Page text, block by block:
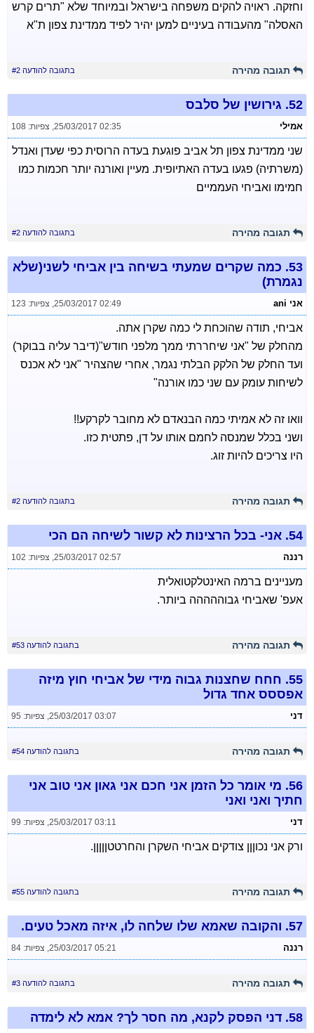
וחזקה. ראויה להקים משפחה בישראל ובמיוחד שלא "תרים קרש
האסלה" מהעבודה בעיניים למען יהיר לפיד ממדינת צפון ת"א
תגובה מהירה בתגובה להודעה #2
52. גירושין של סלבס
אמילי 25/03/2017 02:35
, צפיות: 108
שני ממדינת צפון תל אביב פוגעת בעדה הרוסית כפי שעדן ואנדל
(משרתיה) פגעו בעדה האתיופית. מעיין ואורנה יותר חכמות כמו
חמימו ואביחי העממיים
תגובה מהירה בתגובה להודעה #2
53. כמה שקרים שמעתי בשיחה בין אביחי לשני(שלא
נגמרת)
אני ani 25/03/2017 02:49
, צפיות: 123
אביחי, תודה שהוכחת לי כמה שקרן אתה.
מהחלק של "אני שיחררתי ממך מלפני חודש"(דיבר עליה בבוקר)
ועד החלק של הלקק הבלתי נגמר, אחרי שהצהיר "אני לא אכנס
לשיחות עומק עם שני כמו אורנה"
וואו זה לא אמיתי כמה הבנאדם לא מחובר לקרקע!!
ושני בכלל שמנסה לחמם אותו על דן, פתטית כזו.
היו צריכים להיות זוג.
תגובה מהירה בתגובה להודעה #2
54. אני- בכל הרצינות לא קשור לשיחה הם הכי
רננה 25/03/2017 02:57
, צפיות: 102
מעניינים ברמה האינטלקטואלית
אעפ' שאביחי גבוההההה ביותר.
תגובה מהירה בתגובה להודעה #53
55. חחח שחצנות גבוה מידי של אביחי חוץ מיזה
אפססס אחד גדול
דני 25/03/2017 03:07
, צפיות: 95
תגובה מהירה בתגובה להודעה #54
56. מי אומר כל הזמן אני חכם אני גאון אני טוב אני
חתיך ואני ואני
דני 25/03/2017 03:11
, צפיות: 99
ורק אני נכוןןן צודקים אביחי השקרן והחרטטןןןןן.
תגובה מהירה בתגובה להודעה #55
57. והקובה שאמא שלו שלחה לו, איזה מאכל טעים.
רננה 25/03/2017 05:21
, צפיות: 84
תגובה מהירה בתגובה להודעה #3
58. דני הפסק לקנא, מה חסר לך? אמא לא לימדה